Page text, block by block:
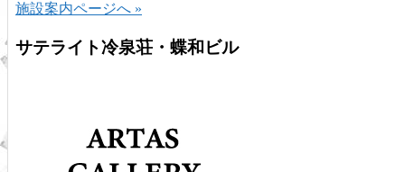
施設案内ページへ »
サテライト冷泉荘・蝶和ビル